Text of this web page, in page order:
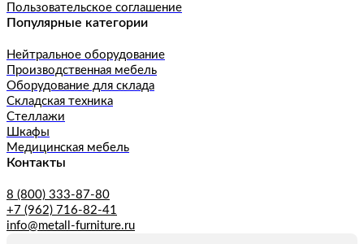
Пользовательское соглашение
Популярные категории
Нейтральное оборудование
Производственная мебель
Оборудование для склада
Складская техника
Стеллажи
Шкафы
Медицинская мебель
Контакты
8 (800) 333-87-80
+7 (962) 716-82-41
info@metall-furniture.ru